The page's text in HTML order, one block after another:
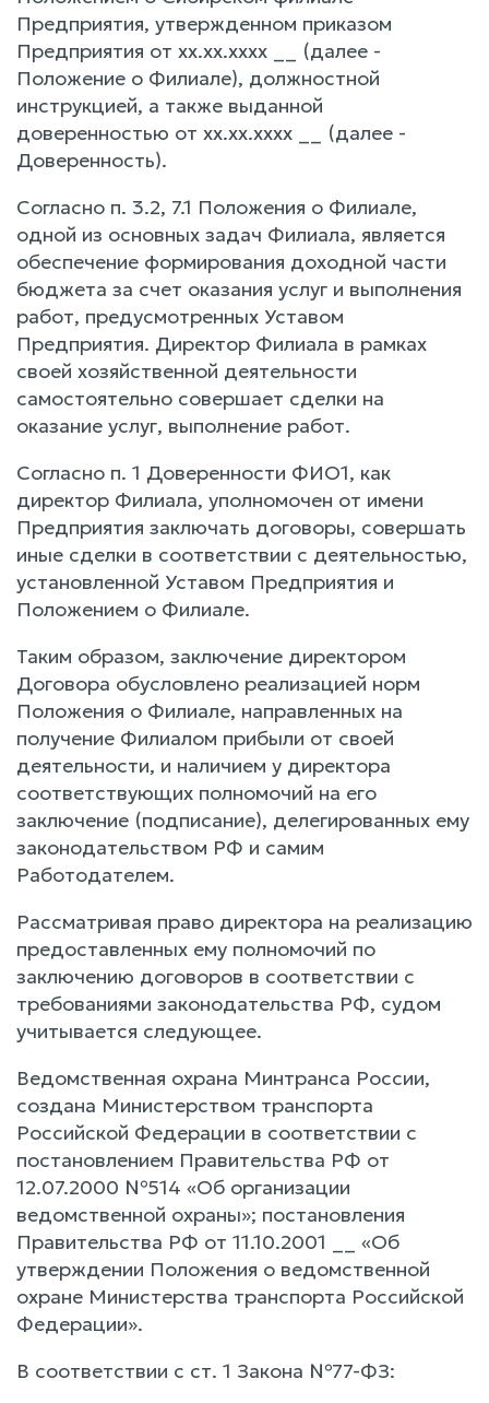
Предприятия, утвержденном приказом
Предприятия от xx.xx.xxxx __ (далее -
Положение о Филиале), должностной
инструкцией, а также выданной
доверенностью от xx.xx.xxxx __ (далее -
Доверенность).
Согласно п. 3.2, 7.1 Положения о Филиале,
одной из основных задач Филиала, является
обеспечение формирования доходной части
бюджета за счет оказания услуг и выполнения
работ, предусмотренных Уставом
Предприятия. Директор Филиала в рамках
своей хозяйственной деятельности
самостоятельно совершает сделки на
оказание услуг, выполнение работ.
Согласно п. 1 Доверенности ФИО1, как
директор Филиала, уполномочен от имени
Предприятия заключать договоры, совершать
иные сделки в соответствии с деятельностью,
установленной Уставом Предприятия и
Положением о Филиале.
Таким образом, заключение директором
Договора обусловлено реализацией норм
Положения о Филиале, направленных на
получение Филиалом прибыли от своей
деятельности, и наличием у директора
соответствующих полномочий на его
заключение (подписание), делегированных ему
законодательством РФ и самим
Работодателем.
Рассматривая право директора на реализацию
предоставленных ему полномочий по
заключению договоров в соответствии с
требованиями законодательства РФ, судом
учитывается следующее.
Ведомственная охрана Минтранса России,
создана Министерством транспорта
Российской Федерации в соответствии с
постановлением Правительства РФ от
12.07.2000 №514 «Об организации
ведомственной охраны»; постановления
Правительства РФ от 11.10.2001 __ «Об
утверждении Положения о ведомственной
охране Министерства транспорта Российской
Федерации».
В соответствии с ст. 1 Закона №77-ФЗ: